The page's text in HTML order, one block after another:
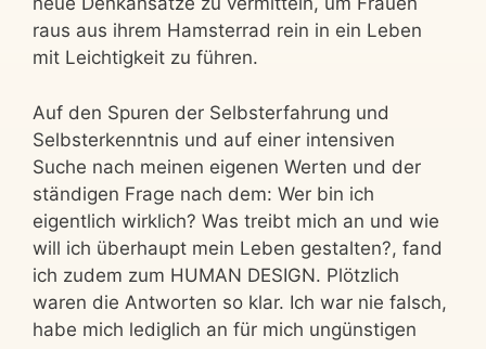
raus aus ihrem Hamsterrad rein in ein Leben
mit Leichtigkeit zu führen.
Auf den Spuren der Selbsterfahrung und
Selbsterkenntnis und auf einer intensiven
Suche nach meinen eigenen Werten und der
ständigen Frage nach dem: Wer bin ich
eigentlich wirklich? Was treibt mich an und wie
will ich überhaupt mein Leben gestalten?, fand
ich zudem zum HUMAN DESIGN. Plötzlich
waren die Antworten so klar. Ich war nie falsch,
habe mich lediglich an für mich ungünstigen